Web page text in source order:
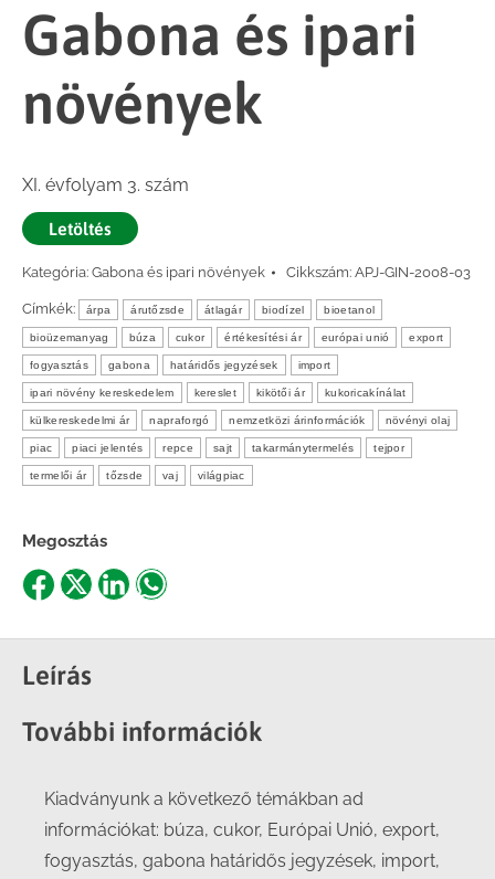
Gabona és ipari
növények
XI. évfolyam 3. szám
Letöltés
Kategória: Gabona és ipari növények Cikkszám: APJ-GIN-2008-03
Címkék: árpa árutőzsde átlagár biodízel bioetanol
bioüzemanyag búza cukor értékesítési ár európai unió export
fogyasztás gabona határidős jegyzések import
ipari növény kereskedelem kereslet kikötői ár kukoricakínálat
külkereskedelmi ár napraforgó nemzetközi árinformációk növényi olaj
piac piaci jelentés repce sajt takarmánytermelés tejpor
termelői ár tőzsde vaj világpiac
Megosztás
Share
Facebook
Share
X
ShareShare
Leírás
További információk
Kiadványunk a következő témákban ad
információkat: búza, cukor, Európai Unió, export,
fogyasztás, gabona határidős jegyzések, import,